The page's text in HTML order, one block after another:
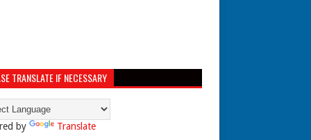
TRANSLATE IF NECESSARY
by Translate